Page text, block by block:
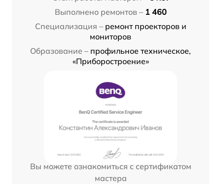
Выполнено ремонтов – 1 460
Специализация – ремонт проекторов и
мониторов
Образование – профильное техническое,
«Приборостроение»
Вы можете ознакомиться с сертификатом
мастера